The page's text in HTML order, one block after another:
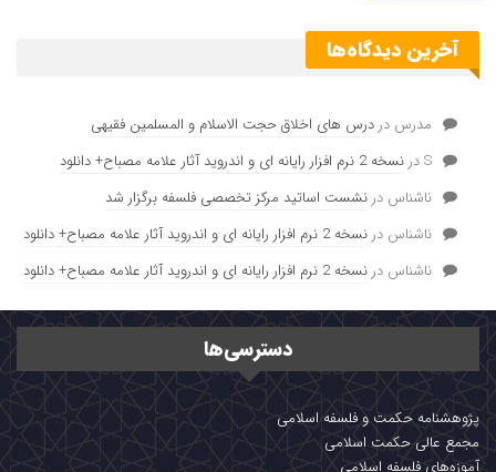
آخرین دیدگاه‌ها
مدرس در درس های اخلاق حجت الاسلام و المسلمین فقیهی
Sدر نسخه 2 نرم افزار رایانه ای و اندروید آثار علامه مصباح+ دانلود
ناشناس در نشست اساتید مرکز تخصصی فلسفه برگزار شد
ناشناس در نسخه 2 نرم افزار رایانه ای و اندروید آثار علامه مصباح+ دانلود
ناشناس در نسخه 2 نرم افزار رایانه ای و اندروید آثار علامه مصباح+ دانلود
دسترسی‌ها
پژوهشنامه حکمت و فلسفه اسلامی
مجمع عالی حکمت اسلامی
آموزه‌های فلسفه اسلامی